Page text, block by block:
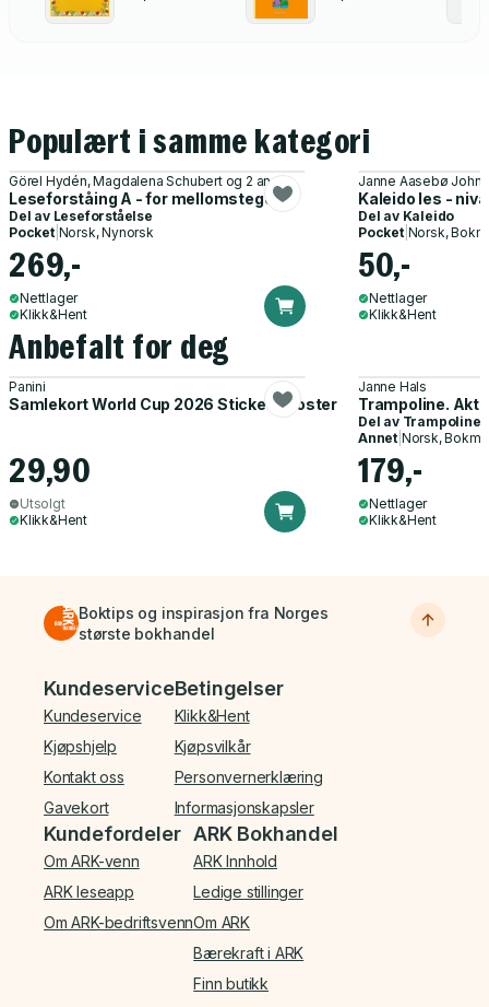
Populært i samme kategori
Görel Hydén, Magdalena Schubert og 2 andre
Leseforståing A - for mellomsteget
Del av Leseforståelse
Pocket| Norsk, Nynorsk
269,-
Nettlager
Klikk&Hent
Janne Aasebø
Kaleido les -
Del av Kaleido
Pocket| Norsk,
50,-
Nettlager
Klikk&Hent
Anbefalt for deg
Panini
Samlekort World Cup 2026 Sticker Booster
29,90
Utsolgt
Klikk&Hent
Janne Hals
Trampoline.
Del av Trampoline
Annet| Norsk,
179,-
Nettlager
Klikk&Hent
Boktips og inspirasjon fra Norges
største bokhandel
Bunnmeny
Kundeservice
Kundeservice
Kjøpshjelp
Kontakt oss
Gavekort
Betingelser
Klikk&Hent
Kjøpsvilkår
Personvernerklæring
Informasjonskapsler
Kundefordeler
Om ARK-venn
ARK leseapp
Om ARK-bedriftsvenn
ARK Bokhandel
ARK Innhold
Ledige stillinger
Om ARK
Bærekraft i ARK
Finn butikk